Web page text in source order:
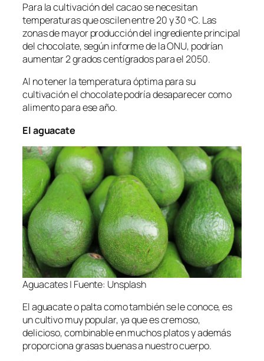
Para la cultivación del cacao se necesitan
temperaturas que oscilen entre 20 y 30 ºC. Las
zonas de mayor producción del ingrediente principal
del chocolate, según informe de la ONU, podrían
aumentar 2 grados centígrados para el 2050.
Al no tener la temperatura óptima para su
cultivación el chocolate podría desaparecer como
alimento para ese año.
El aguacate
Aguacates | Fuente: Unsplash
El aguacate o palta como también se le conoce, es
un cultivo muy popular, ya que es cremoso,
delicioso, combinable en muchos platos y además
proporciona grasas buenas a nuestro cuerpo.